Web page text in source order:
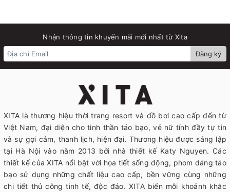
Nhận thông tin khuyến mãi mới nhất từ Xita
Đăng ký
XITA là thương hiệu thời trang resort và đồ bơi cao cấp đến từ
Việt Nam, đại diện cho tinh thần táo bạo, vẻ nữ tính đầy tự tin
và sự gợi cảm, thanh lịch, hiện đại. Thương hiệu được sáng lập
tại Hà Nội vào năm 2013 bởi nhà thiết kế Katy Nguyen. Các
thiết kế của XITA nổi bật với họa tiết sống động, phom dáng táo
bạo sử dụng những chất liệu cao cấp, bền vững cùng những
chi tiết thủ công tinh tế, độc đáo. XITA biến mỗi khoảnh khắc